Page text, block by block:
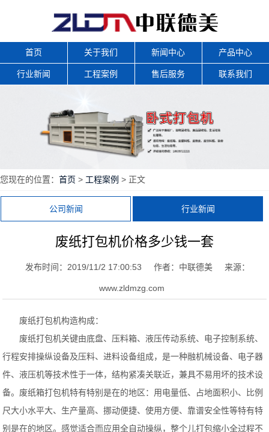
首页 关于我们 新闻中心 产品中心
行业新闻 工程案例 售后服务 联系我们
您现在的位置： 首页 > 工程案例 > 正文
公司新闻 行业新闻
废纸打包机价格多少钱一套
发布时间：2019/11/2 17:00:53 作者：中联德美 来源：
www.zldmzg.com
废纸打包机构造构成：
废纸打包机关键由底盘、压料箱、液压传动系统、电子控制系统、
行程安排操纵设备及压料、进料设备组成，是一种融机械设备、电子器
件、液压机等技术性于一体，结构紧凑关联近，兼具不易用坏的技术设
备。废纸箱打包机特有特别是在的地区：用电量低、占地面积小、比例
尺大小水平大、生产量高、挪动便捷、使用方便、靠谱安全性等特有特
别是在的地区。感觉适合而应用全自动操纵，整个儿打包缩小全过程不